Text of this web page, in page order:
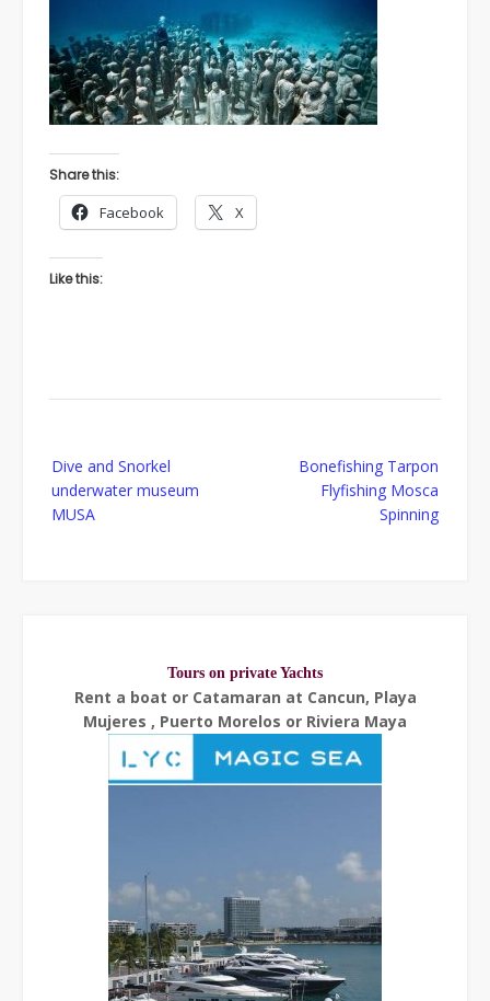
Share this:
Facebook X
Like this:
navigation
Dive and Snorkel
underwater museum
MUSA
Bonefishing Tarpon
Flyfishing Mosca
Spinning
Tours on private Yachts
Rent a boat or Catamaran at Cancun, Playa
Mujeres , Puerto Morelos or Riviera Maya